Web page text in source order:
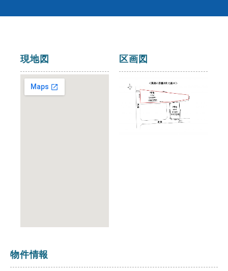
現地図 区画図
物件情報